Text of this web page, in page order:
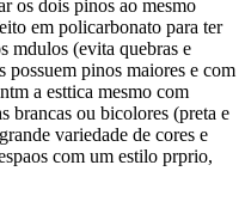
os dois pinos ao mesmo
em policarbonato para ter
mdulos (evita quebras e
possuem pinos maiores e com
a esttica mesmo com
brancas ou bicolores (preta e
variedade de cores e
com um estilo prprio,